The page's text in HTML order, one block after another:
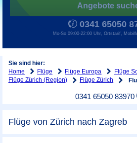
Angebote
0341 65050
Mo-So 09:00-22:00 Uhr, Ortstarif,
Sie sind hier:
Home
Flüge Flüge Europa
Flüge
Flüge Zürich (Region)
Flüge Zürich
0341 65050 83970
Flüge von Zürich nach Zagreb